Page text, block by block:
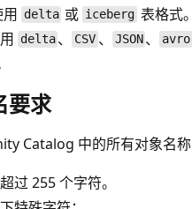
delta 或 iceberg 表格式。
delta 、 CSV、 JSON 、 avro
要求
Catalog 中的所有对象名称
过 255 个字符。